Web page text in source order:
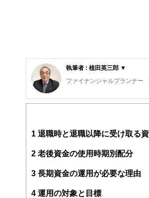
執筆者 : 植田英三郎 ▼
ファイナンシャルプランナー
家電メーカーに３７年間勤務
ディネートを担当。日本FP協
1 退職時と退職以降に受け取る
2 老後資金の使用時期別配分
3 長期資金の運用が必要な理由
4 運用の対象と目標